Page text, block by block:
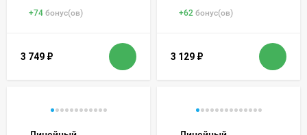
+74 бонус(ов)
3 749 ₽
+62 бонус(ов)
3 129 ₽